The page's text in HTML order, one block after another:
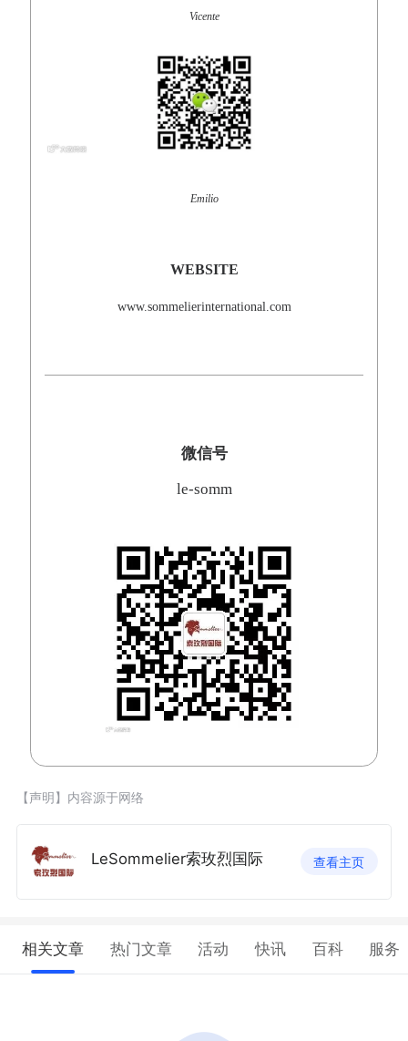
Vicente
Emilio
WEBSITE
www.sommelierinternational.com
微信号
le-somm
【声明】内容源于网络
LeSommelier索玫烈国际 查看主页
相关文章 热门文章 活动 快讯 百科 服务